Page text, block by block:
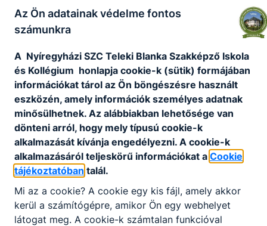
javításához, valamint a 9. évfolyamos
kompetencia mérésekhez kapcsolódó
szakképzési rendszert érintő mérés-értékelési
fejlesztések megvalósítása. Továbbá cél a
szakképző iskola és technikum közötti átjárást
ösztönző pilot program megvalósítása, kiterjed a
szakképző iskolát végzettek technikumi
oktatáshoz való csatlakozás és a szakképző
iskoláról technikumra való átállás támogatására is.
A projekt tervezett befejezési dátuma:2027. szeptember
30.
Az Ön adatainak védelme fontos
számunkra
A Nyíregyházi SZC Teleki Blanka Szakképző Iskola
és Kollégium honlapja cookie-k (sütik) formájában
információkat tárol az Ön böngészésre használt
eszközén, amely információk személyes adatnak
minősülhetnek. Az alábbiakban lehetősége van
dönteni arról, hogy mely típusú cookie-k
alkalmazását kívánja engedélyezni. A cookie-k
alkalmazásáról teljeskörű információkat a Cookie
tájékoztatóban talál.
Mi az a cookie? A cookie egy kis fájl, amely akkor
kerül a számítógépre, amikor Ön egy webhelyet
látogat meg. A cookie-k számtalan funkcióval